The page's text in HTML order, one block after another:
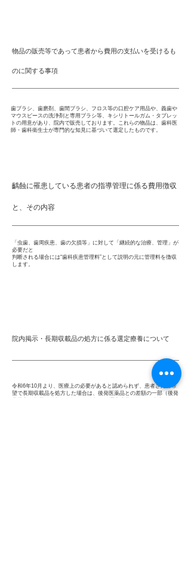
物品の販売等であって患者から費用の支払いを受けるも
のに関する事項
歯ブラシ、歯磨剤、歯間ブラシ、フロス等の口腔ケア用品や、義歯や
マウスピースの洗浄剤と専用ブラシ等、キシリトールガム・タブレッ
トの用意があり、院内で販売しております。これらの物品は、歯科医
師・歯科衛生士が専門的な知見に基づいて選定したものです。
齲蝕に罹患している患者の指導管理に係る費用徴収
と、その内容
「虫歯、歯周疾患、歯の欠損等」に対して「継続的な治療、管理」が
必要だと
判断される場合には“歯科疾患管理料”として説明の元に管理料を徴収
します。
院内掲示・長期収載品の処方に係る選定療養について
令和6年10月より、医療上の必要があると認められず、患者さんの希
望で長期収載品を処方した場合は、後発医薬品との差額の一部（後発